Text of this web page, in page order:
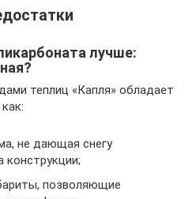
лучше:
теплиц «Капля» обладает
не дающая снегу
конструкции;
позволяющие